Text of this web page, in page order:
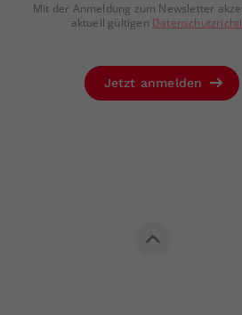
Mit der Anmeldung zum Newsletter
aktuell gültigen
Jetzt anmelden